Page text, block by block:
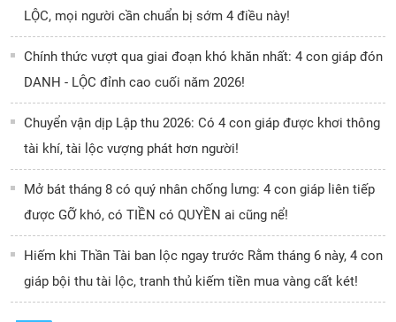
LỘC, mọi người cần chuẩn bị sớm 4 điều này!
Chính thức vượt qua giai đoạn khó khăn nhất: 4 con giáp đón
DANH - LỘC đỉnh cao cuối năm 2026!
Chuyển vận dịp Lập thu 2026: Có 4 con giáp được khơi thông
tài khí, tài lộc vượng phát hơn người!
Mở bát tháng 8 có quý nhân chống lưng: 4 con giáp liên tiếp
được GỠ khó, có TIỀN có QUYỀN ai cũng nể!
Hiếm khi Thần Tài ban lộc ngay trước Rằm tháng 6 này, 4 con
giáp bội thu tài lộc, tranh thủ kiếm tiền mua vàng cất két!